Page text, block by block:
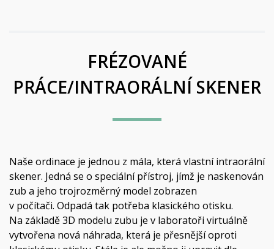
FRÉZOVANÉ
PRÁCE/INTRAORÁLNÍ SKENER
Naše ordinace je jednou z mála, která vlastní intraorální
skener. Jedná se o speciální přístroj, jímž je naskenován
zub a jeho trojrozměrný model zobrazen
v počítači. Odpadá tak potřeba klasického otisku.
Na základě 3D modelu zubu je v laboratoři virtuálně
vytvořena nová náhrada, která je přesnější oproti